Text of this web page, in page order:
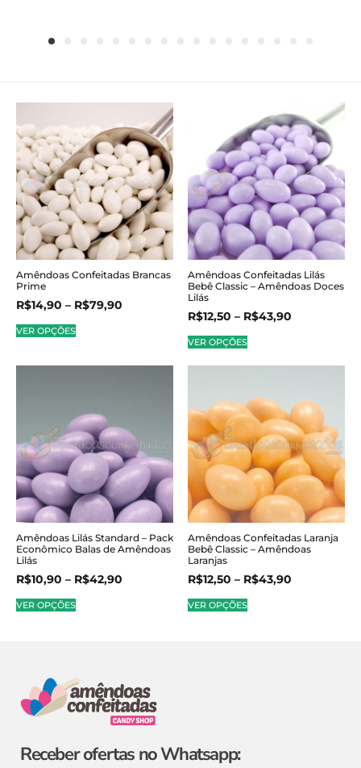
Amêndoas Confeitadas Brancas
Prime
R$14,90 – R$79,90
VER OPÇÕES
Amêndoas Confeitadas Lilás
Bebê Classic – Amêndoas Doces
Lilás
R$12,50 – R$43,90
VER OPÇÕES
Amêndoas Lilás Standard – Pack
Econômico Balas de Amêndoas
Lilás
R$10,90 – R$42,90
VER OPÇÕES
Amêndoas Confeitadas Laranja
Bebê Classic – Amêndoas
Laranjas
R$12,50 – R$43,90
VER OPÇÕES
Receber ofertas no Whatsapp: